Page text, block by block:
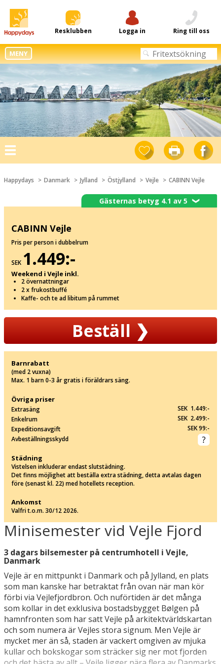
Resklubben Logga in Ring till oss
MENY
Toggle
navigation
Happydays Danmark Jylland Östjylland Vejle CABINN Vejle
Minisemester vid Vejle Fjord
3 dagars bilsemester på centrumhotell i Vejle,
Danmark
Vejle är en mittpunkt i Danmark och på Jylland, en plats
som man kanske har betraktat från ovan när man kör
förbi via Vejlefjordbron. Och nuförtiden är det många
som kollar in det exklusiva bostadsbygget Bølgen på
hamnfronten som har satt Vejle på arkitektvärldskartan
och som numera är Vejles stora signum. Men Vejle är
mycket mer än så, staden är vackert omgiven av mjuka
kullar och bokskogar som sträcker sig ner mot fjorden
Gästernas betyg 4.1 av 5❯
CABINN Vejle
Pris per person i dubbelrum
SEK 1.449:-
Weekend i Vejle inkl.
2 övernattningar
2 x frukostbuffé
Kaffe- och te ad libitum på rummet
Beställ❯
Barnrabatt
(med 2 vuxna)
Max. 1 barn 0-3 år gratis i föräldrars säng.
Övriga priser
Extrasäng
SEK 1.449:-
Enkelrum
SEK 2.499:-
Expeditionsavgift
SEK 99:-
Avbeställningsskydd
Städning
Vistelsen inkluderar endast slutstädning.
Det finns möjlighet att beställa extra städning, detta avtalas dagen
före (senast kl. 22) med hotellets reception.
Ankomst
Valfri t.o.m. 30/12 2026.